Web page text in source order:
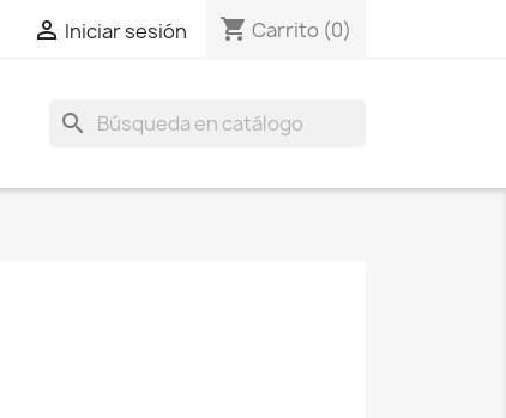
 Iniciar sesión shopping_cart Carrito (0)
search